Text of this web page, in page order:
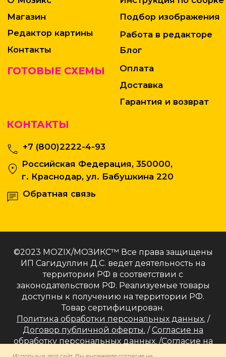
©2023 MOZIX/МОЗИКС™ Все права защищены
ИП Сагидуллин Д.С. ведет деятельность на
территории РФ в соответствии с
законодательством РФ. Реализуемые товары
доступны к получению на территории РФ.
Товар сертифицирован.
Политика обработки персональных данных. /
Договор публичной оферты. /Согласие на
обработку персональных данных. /Согласие на
получение информационных и рекламных